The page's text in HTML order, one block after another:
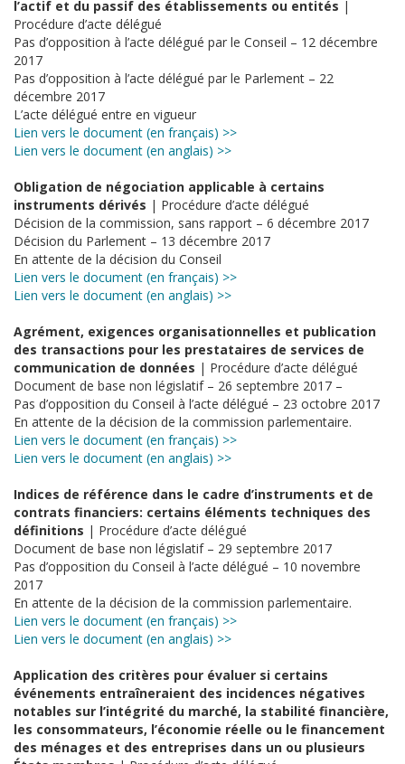
l’actif et du passif des établissements ou entités |
Procédure d’acte délégué
Pas d’opposition à l’acte délégué par le Conseil – 12 décembre
2017
Pas d’opposition à l’acte délégué par le Parlement – 22
décembre 2017
L’acte délégué entre en vigueur
Lien vers le document (en français) >>
Lien vers le document (en anglais) >>
Obligation de négociation applicable à certains
instruments dérivés | Procédure d’acte délégué
Décision de la commission, sans rapport – 6 décembre 2017
Décision du Parlement – 13 décembre 2017
En attente de la décision du Conseil
Lien vers le document (en français) >>
Lien vers le document (en anglais) >>
Agrément, exigences organisationnelles et publication
des transactions pour les prestataires de services de
communication de données | Procédure d’acte délégué
Document de base non législatif – 26 septembre 2017 –
Pas d’opposition du Conseil à l’acte délégué – 23 octobre 2017
En attente de la décision de la commission parlementaire.
Lien vers le document (en français) >>
Lien vers le document (en anglais) >>
Indices de référence dans le cadre d’instruments et de
contrats financiers: certains éléments techniques des
définitions | Procédure d’acte délégué
Document de base non législatif – 29 septembre 2017
Pas d’opposition du Conseil à l’acte délégué – 10 novembre
2017
En attente de la décision de la commission parlementaire.
Lien vers le document (en français) >>
Lien vers le document (en anglais) >>
Application des critères pour évaluer si certains
événements entraîneraient des incidences négatives
notables sur l’intégrité du marché, la stabilité financière,
les consommateurs, l’économie réelle ou le financement
des ménages et des entreprises dans un ou plusieurs